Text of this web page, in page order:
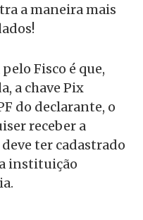
a maneira mais
Fisco é que,
a chave Pix
do declarante, o
receber a
ter cadastrado
instituição